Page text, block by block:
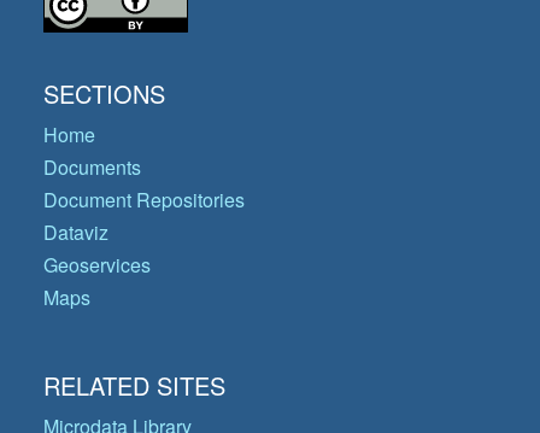
SECTIONS
Home
Documents
Document Repositories
Dataviz
Geoservices
Maps
RELATED SITES
Microdata Library